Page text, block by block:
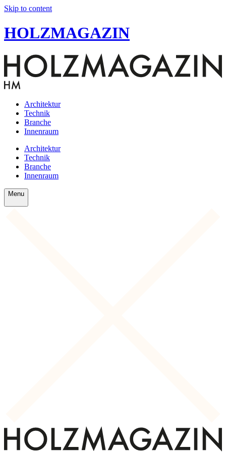
Skip to content
HOLZMAGAZIN
Architektur
Technik
Branche
Innenraum
Architektur
Technik
Branche
Innenraum
Menu